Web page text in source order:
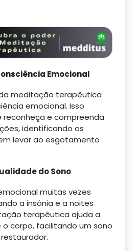
Emocional
meditação terapêutica
emocional. Isso
e compreenda
identificando os
levar ao esgotamento
do Sono
muitas vezes
a insônia e a noites
terapêutica ajuda a
corpo, facilitando um sono